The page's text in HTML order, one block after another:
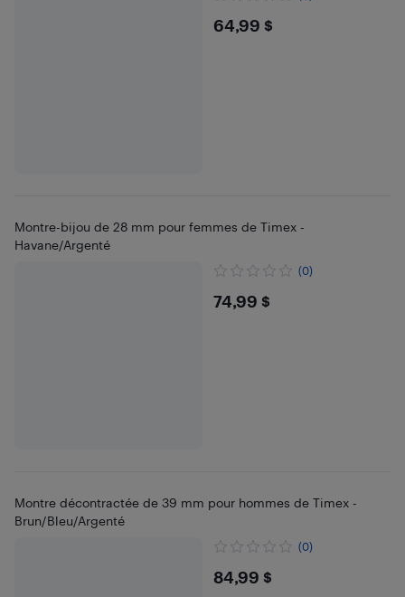
$64.99
64,99 $
Montre-bijou de 28 mm pour femmes de Timex -
Havane/Argenté
(0)
$74.99
74,99 $
Montre décontractée de 39 mm pour hommes de Timex -
Brun/Bleu/Argenté
(0)
$84.99
84,99 $